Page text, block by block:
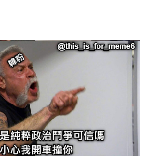
给admin打赏
5 元
50 元 自定义